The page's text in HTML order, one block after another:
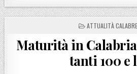
POSTED IN
ATTUALITÀ
Maturità in
tanti 100 e